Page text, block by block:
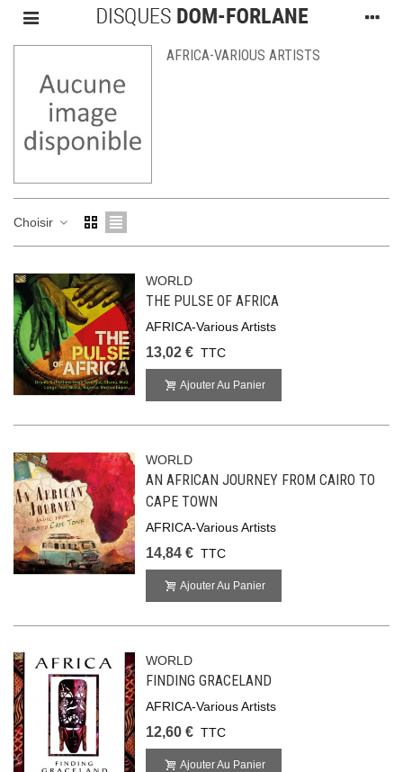
AFRICA-VARIOUS ARTISTS
Choisir
WORLD
THE PULSE OF AFRICA
AFRICA-Various Artists
13,02 € TTC
Ajouter Au Panier
WORLD
AN AFRICAN JOURNEY FROM CAIRO TO
CAPE TOWN
AFRICA-Various Artists
14,84 € TTC
Ajouter Au Panier
WORLD
FINDING GRACELAND
AFRICA-Various Artists
12,60 € TTC
Ajouter Au Panier